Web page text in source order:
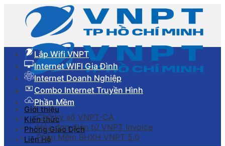
content
Giới thiệu
Kiến thức
Phòng Giao Dịch
Liên Hệ
Lắp Wifi VNPT
Internet WIFI Gia Đình
Internet Doanh Nghiệp
Combo Internet Truyền Hình
Phần Mềm
Chữ ký số VNPT-CA
Hóa đơn điên tử VNPT Invoice
Phần Mềm BHXH VNPT 5.0